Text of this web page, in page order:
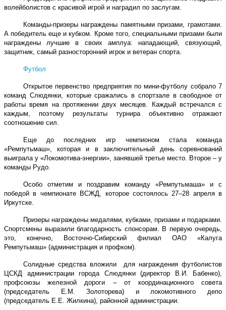
волейболистов с красивой игрой и наградил по заслугам.
Команды-призеры награждены памятными призами, грамотами.
А победитель еще и кубком. Кроме того, специальными призами были
награждены лучшие в своих амплуа: нападающий, связующий,
защитник, самый разносторонний игрок и ветеран спорта.
Футбол
Открытое первенство предприятия по мини-футболу собрало 7
команд Слюдянки, которые сражались в спортзале в свободное от
работы время на протяжении двух месяцев. Каждый встречался с
каждым, поэтому результаты турнира объективно отражают
соотношение сил.
Еще до последних игр чемпионом стала команда
«Ремпутьмаш», которая и в заключительный день соревнований
выиграла у «Локомотива-энергии», занявшей третье место. Второе – у
команды Рудо.
Особо отметим и поздравим команду «Ремпутьмаша» и с
победой в чемпионате ВСЖД, которое состоялось 27–28 апреля в
Иркутске.
Призеры награждены медалями, кубками, призами и подарками.
Спортсмены выразили благодарность спонсорам. В первую очередь,
это, конечно, Восточно-Сибирский филиал ОАО «Калуга
Ремпутьмаш» (администрация и профком).
Солидные средства вложили для награждения футболистов
ЦСКД администрации города Слюдянки (директор В.И. Бабенко),
профсоюзы железной дороги – от координационного совета
(председатель Е.М. Золоторева) и локомотивного депо
(председатель Е.Е. Жилкина), районной администрации.